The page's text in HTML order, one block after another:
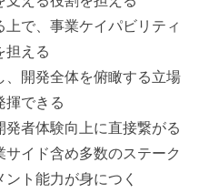
上で、事業ケイパビリティ
担える
、開発全体を俯瞰する立場
揮できる
発者体験向上に直接繋がる
サイド含め多数のステーク
ト能力が身につく